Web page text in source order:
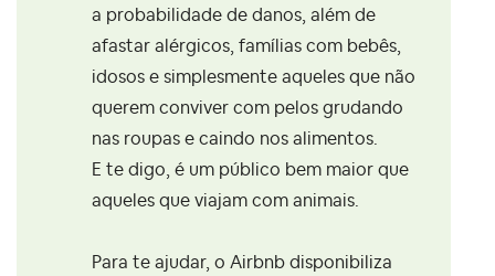
a probabilidade de danos, além de
afastar alérgicos, famílias com bebês,
idosos e simplesmente aqueles que não
querem conviver com pelos grudando
nas roupas e caindo nos alimentos.
E te digo, é um público bem maior que
aqueles que viajam com animais.
Para te ajudar, o Airbnb disponibiliza